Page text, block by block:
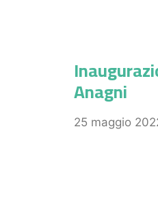
Anagni
25 maggio